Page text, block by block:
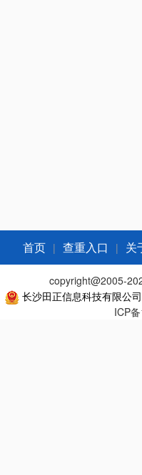
首页 | 查重入口 | 关
copyright@2005-
长沙田正信息科技有限公司
ICP